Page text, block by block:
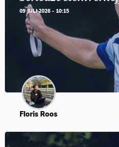
09 JULI 2026 - 10:15
Floris Roos